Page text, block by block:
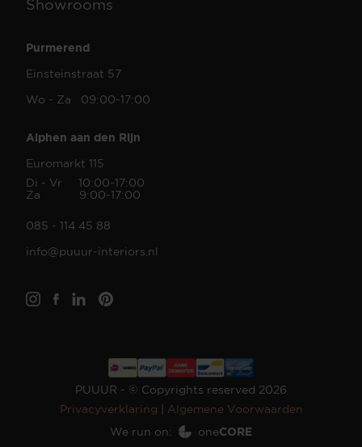
Showrooms
Purmerend
Einsteinstraat 57
Wo - Za 09:00-17:00
Alphen aan den Rijn
Euromarkt 115
Di - Vr 10:00-17:00
Za 9:00-17:00
085 - 114 45 88
info@puuur-interiors.nl
PUUUR - © Copyrights reserved 2026
Privacyverklaring
Algemene Voorwaarden
We run on:
oneCORE